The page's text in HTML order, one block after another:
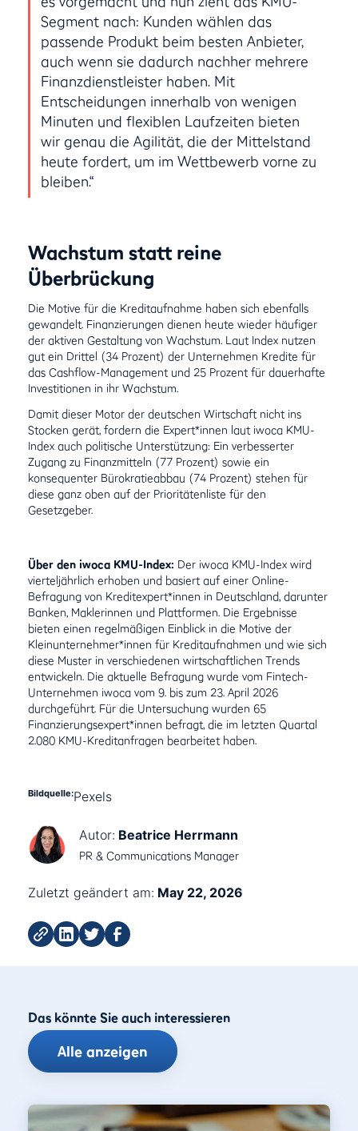
Segment nach: Kunden wählen das
passende Produkt beim besten Anbieter,
auch wenn sie dadurch nachher mehrere
Finanzdienstleister haben. Mit
Entscheidungen innerhalb von wenigen
Minuten und flexiblen Laufzeiten bieten
wir genau die Agilität, die der Mittelstand
heute fordert, um im Wettbewerb vorne zu
bleiben.“
Wachstum statt reine
Überbrückung
Die Motive für die Kreditaufnahme haben sich ebenfalls
gewandelt. Finanzierungen dienen heute wieder häufiger
der aktiven Gestaltung von Wachstum. Laut Index nutzen
gut ein Drittel (34 Prozent) der Unternehmen Kredite für
das Cashflow-Management und 25 Prozent für dauerhafte
Investitionen in ihr Wachstum.
Damit dieser Motor der deutschen Wirtschaft nicht ins
Stocken gerät, fordern die Expert*innen laut iwoca KMU-
Index auch politische Unterstützung: Ein verbesserter
Zugang zu Finanzmitteln (77 Prozent) sowie ein
konsequenter Bürokratieabbau (74 Prozent) stehen für
diese ganz oben auf der Prioritätenliste für den
Gesetzgeber.
Über den iwoca KMU-Index: Der iwoca KMU-Index wird
vierteljährlich erhoben und basiert auf einer Online-
Befragung von Kreditexpert*innen in Deutschland, darunter
Banken, Maklerinnen und Plattformen. Die Ergebnisse
bieten einen regelmäßigen Einblick in die Motive der
Kleinunternehmer*innen für Kreditaufnahmen und wie sich
diese Muster in verschiedenen wirtschaftlichen Trends
entwickeln. Die aktuelle Befragung wurde vom Fintech-
Unternehmen iwoca vom 9. bis zum 23. April 2026
durchgeführt. Für die Untersuchung wurden 65
Finanzierungsexpert*innen befragt, die im letzten Quartal
2.080 KMU-Kreditanfragen bearbeitet haben.
Bildquelle:Pexels
Autor: Beatrice Herrmann
PR & Communications Manager
Zuletzt geändert am: May 22, 2026
Das könnte Sie auch interessieren
Alle anzeigen